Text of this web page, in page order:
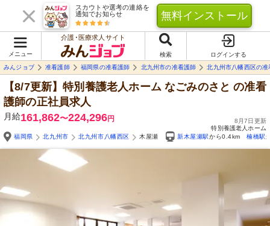
スカウトや選考の連絡を
通知でお知らせ
無料インストール
メニュー
介護･医療求人サイト
検索
ログインする
みんジョブ
准看護師 福岡県の准看護師 北九州市の准看護師 北九州市八幡西区の准
【8/7更新】特別養護老人ホーム なごみのさと の准看
護師の正社員求人
月給161,862〜224,296円
8月7日更新
特別養護老人ホーム
福岡県
北九州市 北九州市八幡西区 木屋瀬 新木屋瀬駅から0.4km 楠橋駅